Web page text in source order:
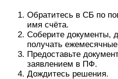
Обратитесь в СБ по
имя счёта.
Соберите документы,
получать
Предоставьте
заявлением в ПФ.
Дождитесь решения.